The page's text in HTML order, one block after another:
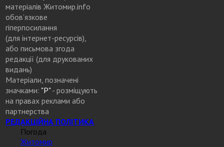
матеріалів Житомир.info
обов’язкове
гіперпосилання
(для інтернет-ресурсів),
або письмова згода
редакції (для друкованих
видань)
Матеріали, позначені
значками: "Р"- розміщують
на правах реклами або
партнерства
РЕДАКЦІЙНА ПОЛІТИКА
Погода
Житомир